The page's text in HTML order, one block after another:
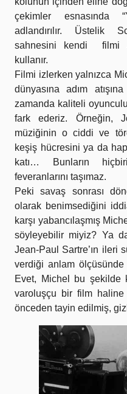
çekimler esnasında
adlandırılır. Üstelik
sahnesini kendi filmi
kullanır.
Filmi izlerken yalnızca
dünyasına adım
zamanda kaliteli
fark ederiz. Örneğin,
müziğinin o ciddi ve
keşiş hücresini ya da
katı… Bunların
feveranlarını taşımaz.
Peki savaş sonrası
olarak benimsediğini
karşı yabancılaşmış
söyleyebilir miyiz? Ya
Jean-Paul Sartre’ın ileri
verdiği anlam ölçüsünde
Evet, Michel bu şekilde
varoluşçu bir film
önceden tayin edilmiş,